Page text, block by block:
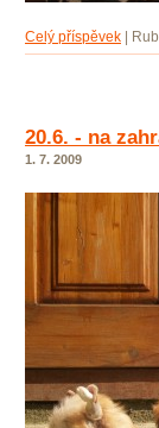
Celý příspěvek
20.6. - na
1. 7. 2009